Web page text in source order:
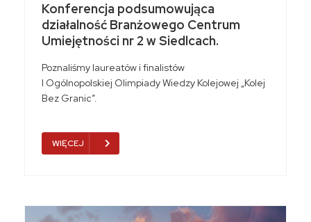
Konferencja podsumowująca
działalność Branżowego Centrum
Umiejętności nr 2 w Siedlcach.
Poznaliśmy laureatów i finalistów
I Ogólnopolskiej Olimpiady Wiedzy Kolejowej „Kolej
Bez Granic”.
WIĘCEJ